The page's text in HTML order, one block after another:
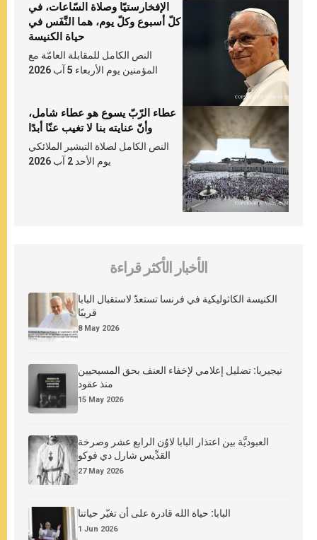
الإفخارستيّا وصلاة السّاعات، في
كلّ أسبوع وكلّ يوم، هما النَّفَس في
حياة الكنيسة
النص الكامل للمقابلة العامّة مع
المؤمنين يوم الأربعاء 5 آب 2026
عطاء الرّبّ يسوع هو عطاء شامل،
وأنّ عنايته بنا لا تغيب عنّا أبدًا
النص الكامل لصلاة التبشير الملائكي
يوم الأحد 2 آب 2026
الأخبار الأكثر قراءة
الكنيسة الكاثوليكية في فرنسا تستعدّ لاستقبال البابا
قريبًا
8 May 2026
نيجيريا: تضليل إعلامي لإخفاء العنف بحق المسيحيين
منذ عقود
15 May 2026
العبوديَّة بين اعتذار البابا لاوُن الرابع عشر وصرخة
القدِّيس شارل دي فوكو
27 May 2026
البابا: حياة الله قادرة على أن تغيّر حياتنا
1 Jun 2026